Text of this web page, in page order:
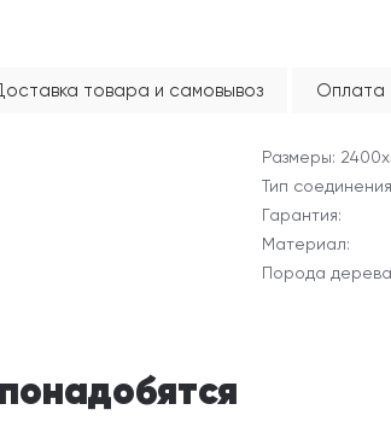
товара и самовывоз Оплата
Размеры:
Тип
Гарантия:
Материал:
Порода